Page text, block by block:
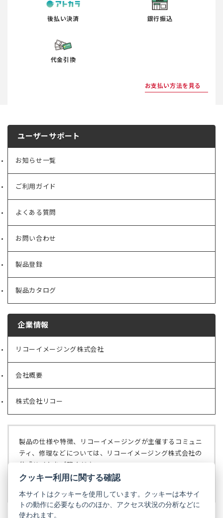
後払い決済 銀行振込
代金引換
お支払い方法を見る
ユーザーサポート
お知らせ一覧
ご利用ガイド
よくある質問
お問い合わせ
製品登録
製品カタログ
企業情報
リコーイメージング株式会社
（新
タ
ブ
で
開
く）
会社概要
（新
タ
ブ
く）
株式会社リコー
（新
ブ
開
製品の仕様や特徴、リコーイメージングが主催するコミュニ
ティ、修理などについては、リコーイメージング株式会社の
公式サイトをご覧ください。
リコーイメージング株式会社の公式サイト
（新
し
タ
クッキー利用に関する確認
本サイトはクッキーを使用しています。クッキーは本サイ
トの動作に必要なもののほか、アクセス状況の分析などに
使われます。